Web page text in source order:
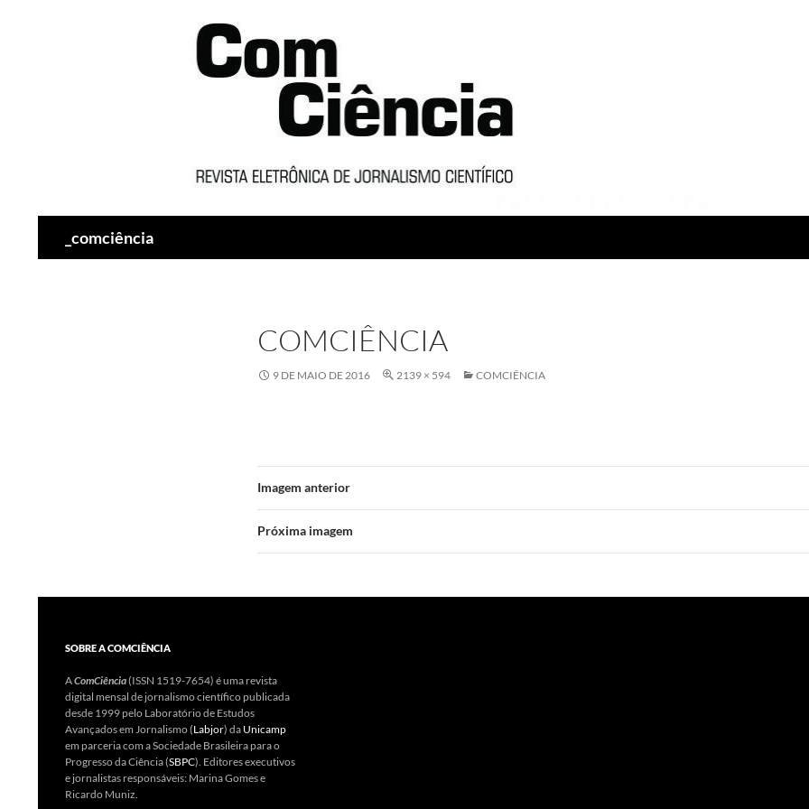
_comciência
COMCIÊNCIA
9 DE MAIO DE 2016 2139 × 594 COMCIÊNCIA
Imagem anterior
Próxima imagem
SOBRE A COMCIÊNCIA
AComCiência(ISSN 1519-7654) é uma revista
digital mensal de jornalismo científico publicada
desde 1999 pelo Laboratório de Estudos
Avançados em Jornalismo (Labjor) da Unicamp
em parceria com a Sociedade Brasileira para o
Progresso da Ciência (SBPC). Editores executivos
e jornalistas responsáveis: Marina Gomes e
Ricardo Muniz.